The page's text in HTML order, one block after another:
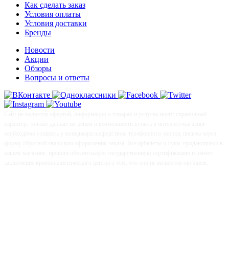
Как сделать заказ
Условия оплаты
Условия доставки
Бренды
Новости
Акции
Обзоры
Вопросы и ответы